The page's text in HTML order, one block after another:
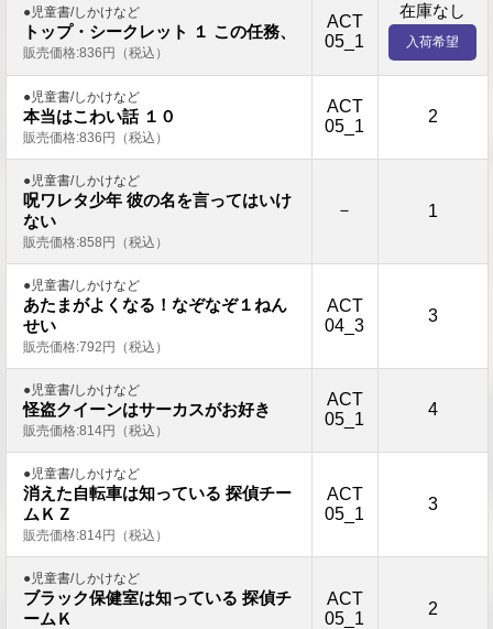
●児童書/しかけなど
トップ・シークレット １ この任務、
販売価格:836円（税込）
ACT
05_1
在庫なし
入荷希望
●児童書/しかけなど
本当はこわい話 １０
販売価格:836円（税込）
ACT
05_1
2
●児童書/しかけなど
呪ワレタ少年 彼の名を言ってはいけ
ない
販売価格:858円（税込）
－ 1
●児童書/しかけなど
あたまがよくなる！なぞなぞ１ねん
せい
販売価格:792円（税込）
ACT
04_3
3
●児童書/しかけなど
怪盗クイーンはサーカスがお好き
販売価格:814円（税込）
ACT
05_1
4
●児童書/しかけなど
消えた自転車は知っている 探偵チー
ムＫＺ
販売価格:814円（税込）
ACT
05_1
3
●児童書/しかけなど
ブラック保健室は知っている 探偵チ
ームＫ
ACT
05_1
2